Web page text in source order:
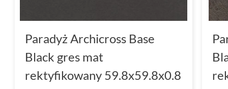
Paradyż Archicross Base
Black gres mat
rektyfikowany 59.8x59.8x0.8